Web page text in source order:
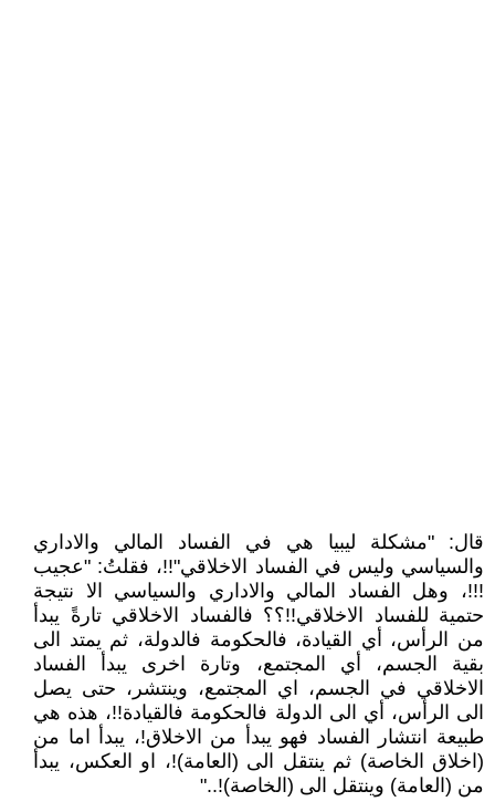
قال: "مشكلة ليبيا هي في الفساد المالي والاداري
والسياسي وليس في الفساد الاخلاقي"!!، فقلتُ: "عجيب
!!!، وهل الفساد المالي والاداري والسياسي الا نتيجة
حتمية للفساد الاخلاقي!!؟؟ فالفساد الاخلاقي تارةً يبدأ
من الرأس، أي القيادة، فالحكومة فالدولة، ثم يمتد الى
بقية الجسم، أي المجتمع، وتارة اخرى يبدأ الفساد
الاخلاقي في الجسم، اي المجتمع، وينتشر، حتى يصل
الى الرأس، أي الى الدولة فالحكومة فالقيادة!!، هذه هي
طبيعة انتشار الفساد فهو يبدأ من الاخلاق!، يبدأ اما من
(اخلاق الخاصة) ثم ينتقل الى (العامة)!، او العكس، يبدأ
من (العامة) وينتقل الى (الخاصة)!.."